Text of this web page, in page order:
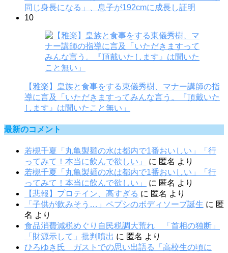
同じ身長になる」、息子が192cmに成長し証明
10
【雅楽】皇族と食事をする東儀秀樹、マナー講師の指
導に言及「いただきますってみんな言う。『頂戴いた
します』は聞いたこと無い」
最新のコメント
若槻千夏「丸亀製麺の水は都内で1番おいしい」「行
ってみて！本当に飲んで欲しい」
に 匿名 より
若槻千夏「丸亀製麺の水は都内で1番おいしい」「行
ってみて！本当に飲んで欲しい」
に 匿名 より
【悲報】プロテイン、高すぎる に 匿名 より
「子供が飲みそう…」ペプシのボディソープ誕生 に 匿
名 より
食品消費減税めぐり自民税調大荒れ 「首相の独断」
「財源示して」批判噴出 に 匿名 より
ひろゆき氏 ガストでの思い出語る「高校生の頃に